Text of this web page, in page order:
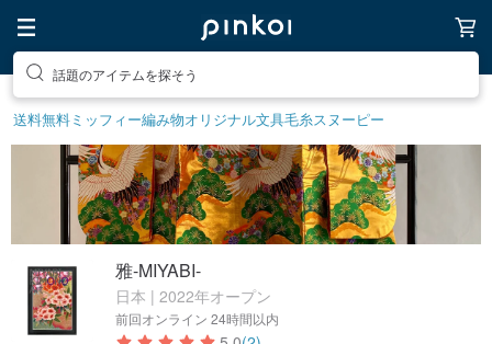
話題のアイテムを探そう
送料無料ミッフィー編み物オリジナル文具毛糸スヌーピー
雅-MIYABI-
日本 | 2022年オープン
前回オンライン 24時間以内